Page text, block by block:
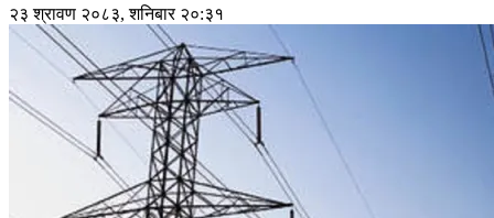
२३ श्रावण २०८३, शनिबार २०:३१